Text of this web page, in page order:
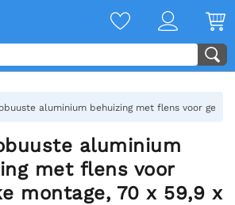
aluminium behuizing met flens voor
aluminium
met flens voor
montage, 70 x 59,9 x